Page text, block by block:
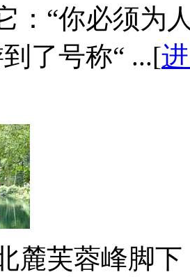
：“你必须为
了号称“ ...[
麓芙蓉峰脚